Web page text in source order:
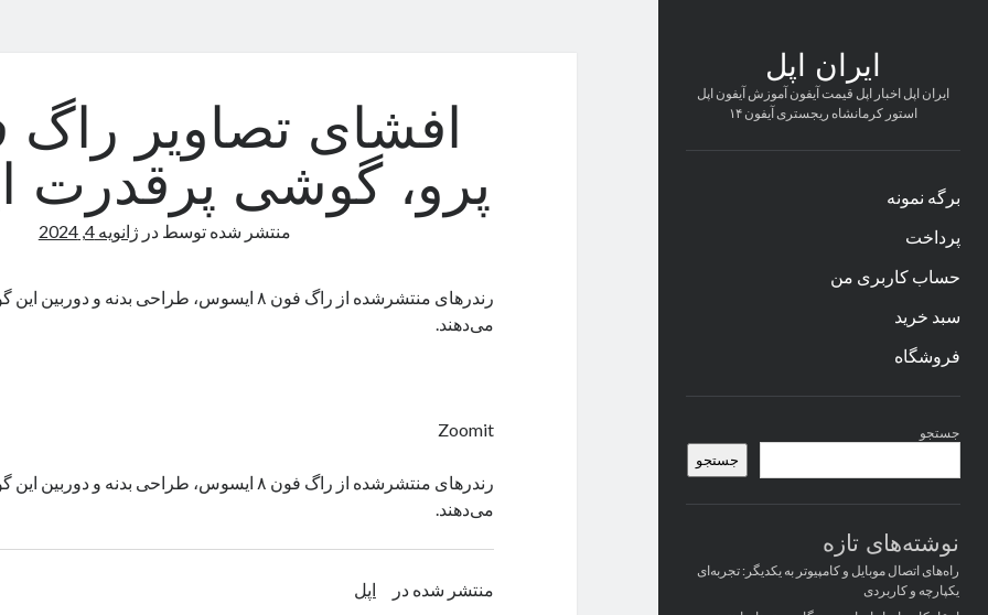
ایران اپل
ایران اپل اخبار اپل قیمت آیفون آموزش آیفون اپل
استور کرمانشاه ریجستری آیفون ۱۴
برگه نمونه
پرداخت
حساب کاربری من
سبد خرید
فروشگاه
کناری
جستجو
جستجو
نوشته‌های تازه
راه‌های اتصال موبایل و کامپیوتر به یکدیگر: تجربه‌ای
یکپارچه و کاربردی
پرو، گوشی
منتشر شده توسطدر ژانویه 4, 2024
رندرهای منتشرشده از راگ فون ۸ ایسوس، طراحی بدنه و
می‌دهند.
Zoomit
رندرهای منتشرشده از راگ فون ۸ ایسوس، طراحی بدنه و
می‌دهند.
منتشر شده در اپل